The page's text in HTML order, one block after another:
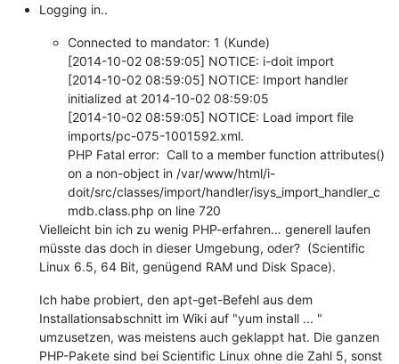
Logging in..
Connected to mandator: 1 (Kunde)
[2014-10-02 08:59:05] NOTICE: i-doit import
[2014-10-02 08:59:05] NOTICE: Import handler
initialized at 2014-10-02 08:59:05
[2014-10-02 08:59:05] NOTICE: Load import file
imports/pc-075-1001592.xml.
PHP Fatal error: Call to a member function attributes()
on a non-object in /var/www/html/i-
doit/src/classes/import/handler/isys_import_handler_c
mdb.class.php on line 720
Vielleicht bin ich zu wenig PHP-erfahren… generell laufen
müsste das doch in dieser Umgebung, oder? (Scientific
Linux 6.5, 64 Bit, genügend RAM und Disk Space).
Ich habe probiert, den apt-get-Befehl aus dem
Installationsabschnitt im Wiki auf "yum install ... "
umzusetzen, was meistens auch geklappt hat. Die ganzen
PHP-Pakete sind bei Scientific Linux ohne die Zahl 5, sonst